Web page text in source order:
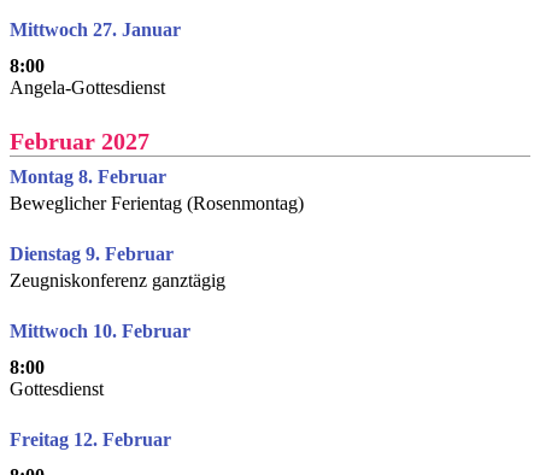
Mittwoch 27. Januar
8:00
Angela-Gottesdienst
Februar 2027
Montag 8. Februar
Beweglicher Ferientag (Rosenmontag)
Dienstag 9. Februar
Zeugniskonferenz ganztägig
Mittwoch 10. Februar
8:00
Gottesdienst
Freitag 12. Februar